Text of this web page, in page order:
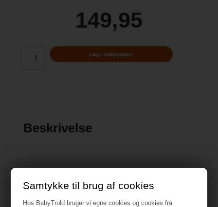
Samtykke til brug af cookies
Hos BabyTrold bruger vi egne cookies og cookies fra
149,95
Beskrivelse
Specifikationer